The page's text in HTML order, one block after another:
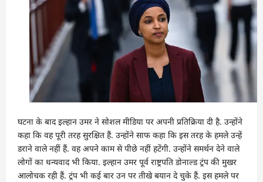
घटना के बाद इल्हान उमर ने सोशल मीडिया पर अपनी प्रतिक्रिया दी है. उन्होंने
कहा कि वह पूरी तरह सुरक्षित हैं. उन्होंने साफ कहा कि इस तरह के हमले उन्हें
डराने वाले नहीं हैं. वह अपने काम से पीछे नहीं हटेंगी. उन्होंने समर्थन देने वाले
लोगों का धन्यवाद भी किया. इल्हान उमर पूर्व राष्ट्रपति डोनाल्ड ट्रंप की मुखर
आलोचक रही हैं. ट्रंप भी कई बार उन पर तीखे बयान दे चुके हैं. इस हमले पर